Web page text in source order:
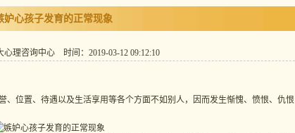
妒心孩子发育的正常现象
心理咨询中心 时间：2019-03-12 09:12:10
位置、待遇以及生活享用等各个方面不如别人，因而发生惭愧、愤恨、仇恨